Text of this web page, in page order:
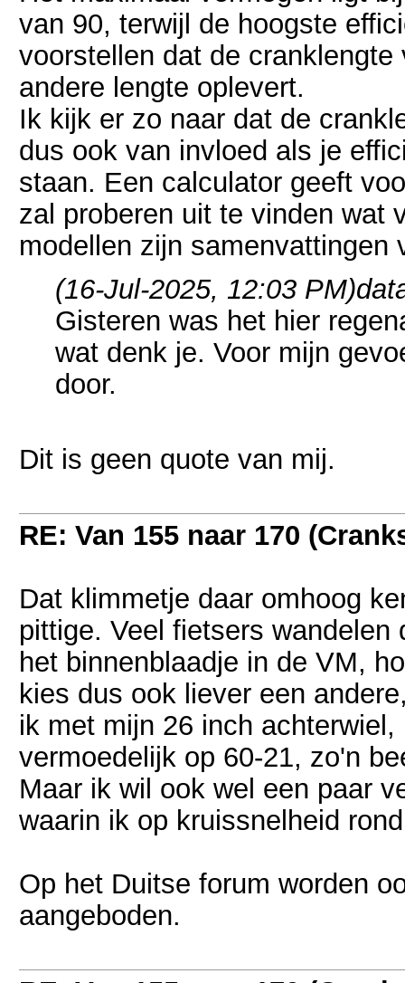
van 90, terwijl de hoogste
voorstellen dat de
andere lengte oplevert.
Ik kijk er zo naar dat de
dus ook van invloed als je
staan. Een calculator geeft
zal proberen uit te vinden wat
modellen zijn samenvattingen
(16-Jul-2025, 12:03 PM)
Gisteren was het hier
wat denk je. Voor mijn
door.
Dit is geen quote van mij.
RE: Van 155 naar 170
Dat klimmetje daar omhoog
pittige. Veel fietsers
het binnenblaadje in de VM,
kies dus ook liever een
ik met mijn 26 inch
vermoedelijk op 60-21, zo'n
Maar ik wil ook wel een paar
waarin ik op kruissnelheid
Op het Duitse forum worden
aangeboden.